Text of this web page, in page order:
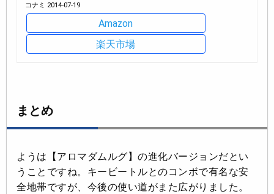
コナミ 2014-07-19
Amazon
楽天市場
まとめ
ようは【アロマダムルグ】の進化バージョンだとい
うことですね。キービートルとのコンボで有名な安
全地帯ですが、今後の使い道がまた広がりました。